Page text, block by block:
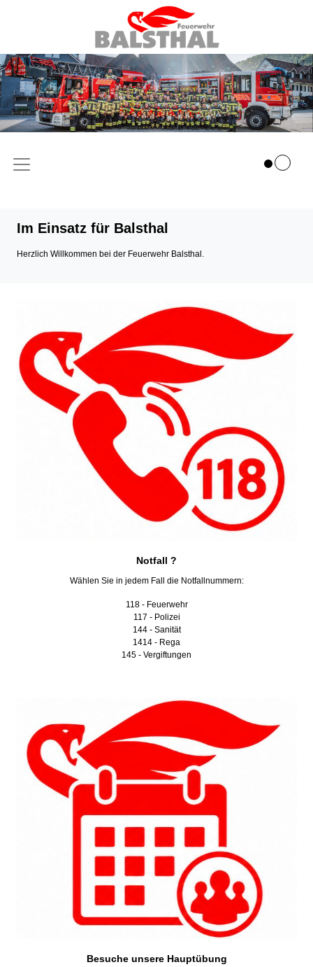
Im Einsatz für Balsthal
Herzlich Willkommen bei der Feuerwehr Balsthal.
Notfall ?
Wählen Sie in jedem Fall die Notfallnummern:
118 - Feuerwehr
117 - Polizei
144 - Sanität
1414 - Rega
145 - Vergiftungen
Besuche unsere Hauptübung